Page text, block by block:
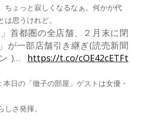
ちょっと寂しくなるなぁ。何かが代
思うけれど。
」首都圏の全店舗、２月末に閉
が一部店舗引き継ぎ(読売新聞
)… https://t.co/cOE42cETFt
: 本日の「徹子の部屋」ゲストは女優・
さ発揮。